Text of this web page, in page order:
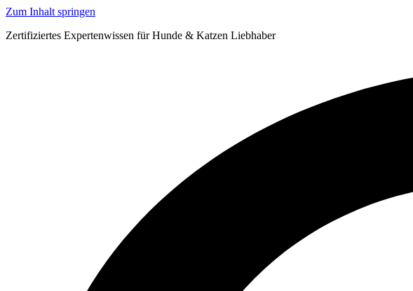
Zum Inhalt springen
Zertifiziertes Expertenwissen für Hunde & Katzen Liebhaber